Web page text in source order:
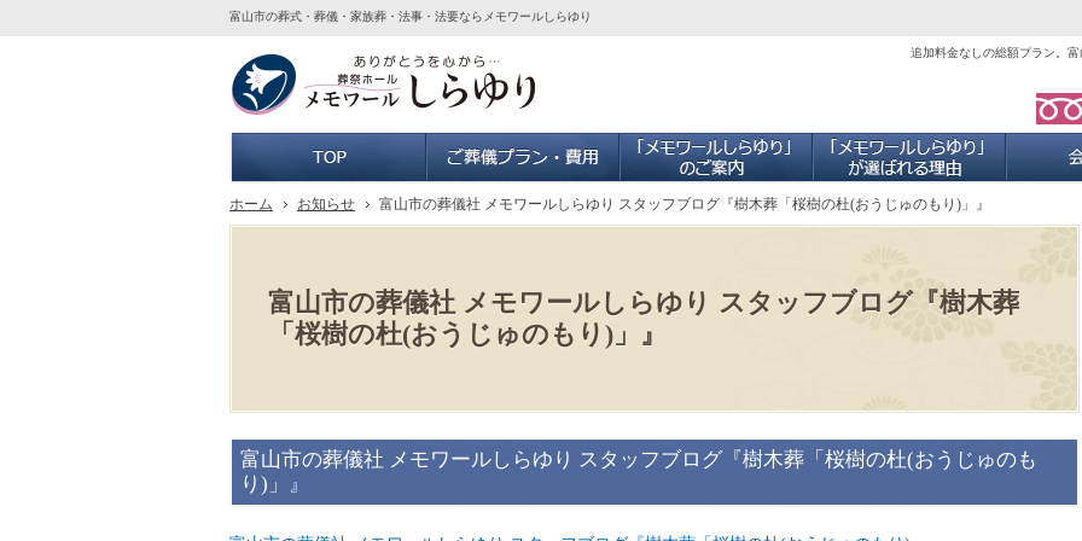
富山市の葬儀社 メモワールしらゆり スタッフブログ『樹木葬
「桜樹の杜(おうじゅのもり)」』
追加料金なしの総額プラン。
富山市の葬式・葬儀・家族葬・法事・法要ならメモワールしらゆり
富山市の葬儀社 メモワールしらゆり スタッフブログ『樹木葬「桜樹の杜(おうじゅのも
り)」』
ご葬儀プラン・費用 「メモワールしらゆり」のご案内
ホーム お知らせ 富山市の葬儀社 メモワールしらゆり スタッフブログ『樹木葬「桜樹の杜(おうじゅのもり)」』